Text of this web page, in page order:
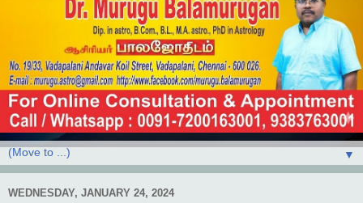
▼
WEDNESDAY, JANUARY 24, 2024